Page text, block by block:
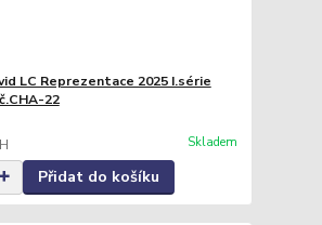
LC Reprezentace 2025 I.série
22
Skladem
Přidat do košíku